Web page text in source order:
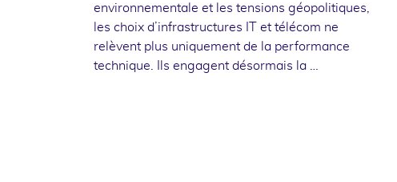
environnementale et les tensions géopolitiques,
les choix d’infrastructures IT et télécom ne
relèvent plus uniquement de la performance
technique. Ils engagent désormais la …